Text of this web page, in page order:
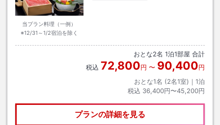
当プラン料理（一例）
※12/31～1/2宿泊を除く
おとな2名 1泊1部屋 合計
税込 72,800円 〜 90,400円
おとな1名 (2名1室)｜ 1泊
税込 36,400円〜45,200円
プランの詳細を見る